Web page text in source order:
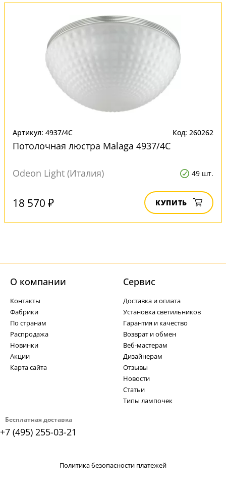
Артикул: 4937/4C Код: 260262
Потолочная люстра Malaga 4937/4C
Odeon Light (Италия) 49 шт.
18 570 ₽ КУПИТЬ
Бесплатная доставка
+7 (495) 255-03-21
О компании
Контакты
Фабрики
По странам
Распродажа
Новинки
Акции
Карта сайта
Cервис
Доставка и оплата
Установка светильников
Гарантия и качество
Возврат и обмен
Веб-мастерам
Дизайнерам
Отзывы
Новости
Статьи
Типы лампочек
Политика безопасности платежей